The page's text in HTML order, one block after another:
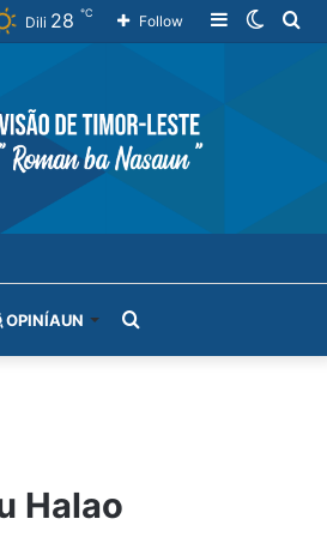
Switch
Sidebar
Follow
Dili 28 ℃
OPINÍAUN
Halao